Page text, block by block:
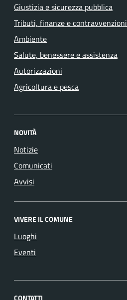
Giustizia e sicurezza pubblica
Tributi, finanze e contravvenzioni
Ambiente
Salute, benessere e assistenza
Autorizzazioni
Agricoltura e pesca
NOVITÀ
Notizie
Comunicati
Avvisi
VIVERE IL COMUNE
Luoghi
Eventi
CONTATTI